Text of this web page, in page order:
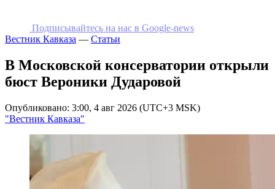
Подписывайтесь на наc в Google-news
Вестник Кавказа — Статьи
В Московской консерватории открыли
бюст Вероники Дударовой
Опубликовано: 3:00, 4 авг 2026 (UTC+3 MSK)
"Вестник Кавказа"